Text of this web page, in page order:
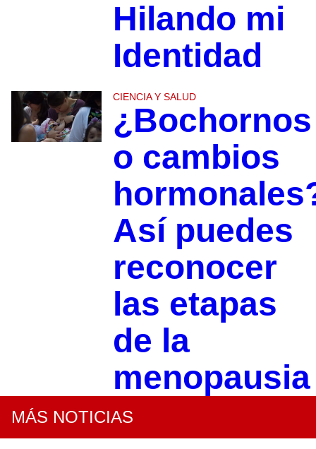
Hilando mi
Identidad
CIENCIA Y SALUD
¿Bochornos
o cambios
Así puedes
reconocer
las etapas
de la
menopausia
MÁS NOTICIAS